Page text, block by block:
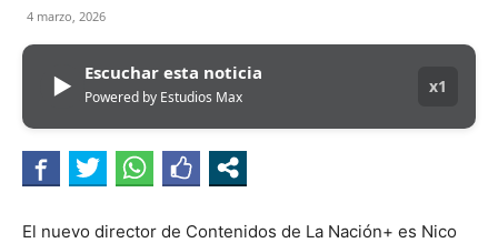
4 marzo, 2026
▶ Escuchar esta noticia
Powered by Estudios Max
x1
El nuevo director de Contenidos de La Nación+ es Nico